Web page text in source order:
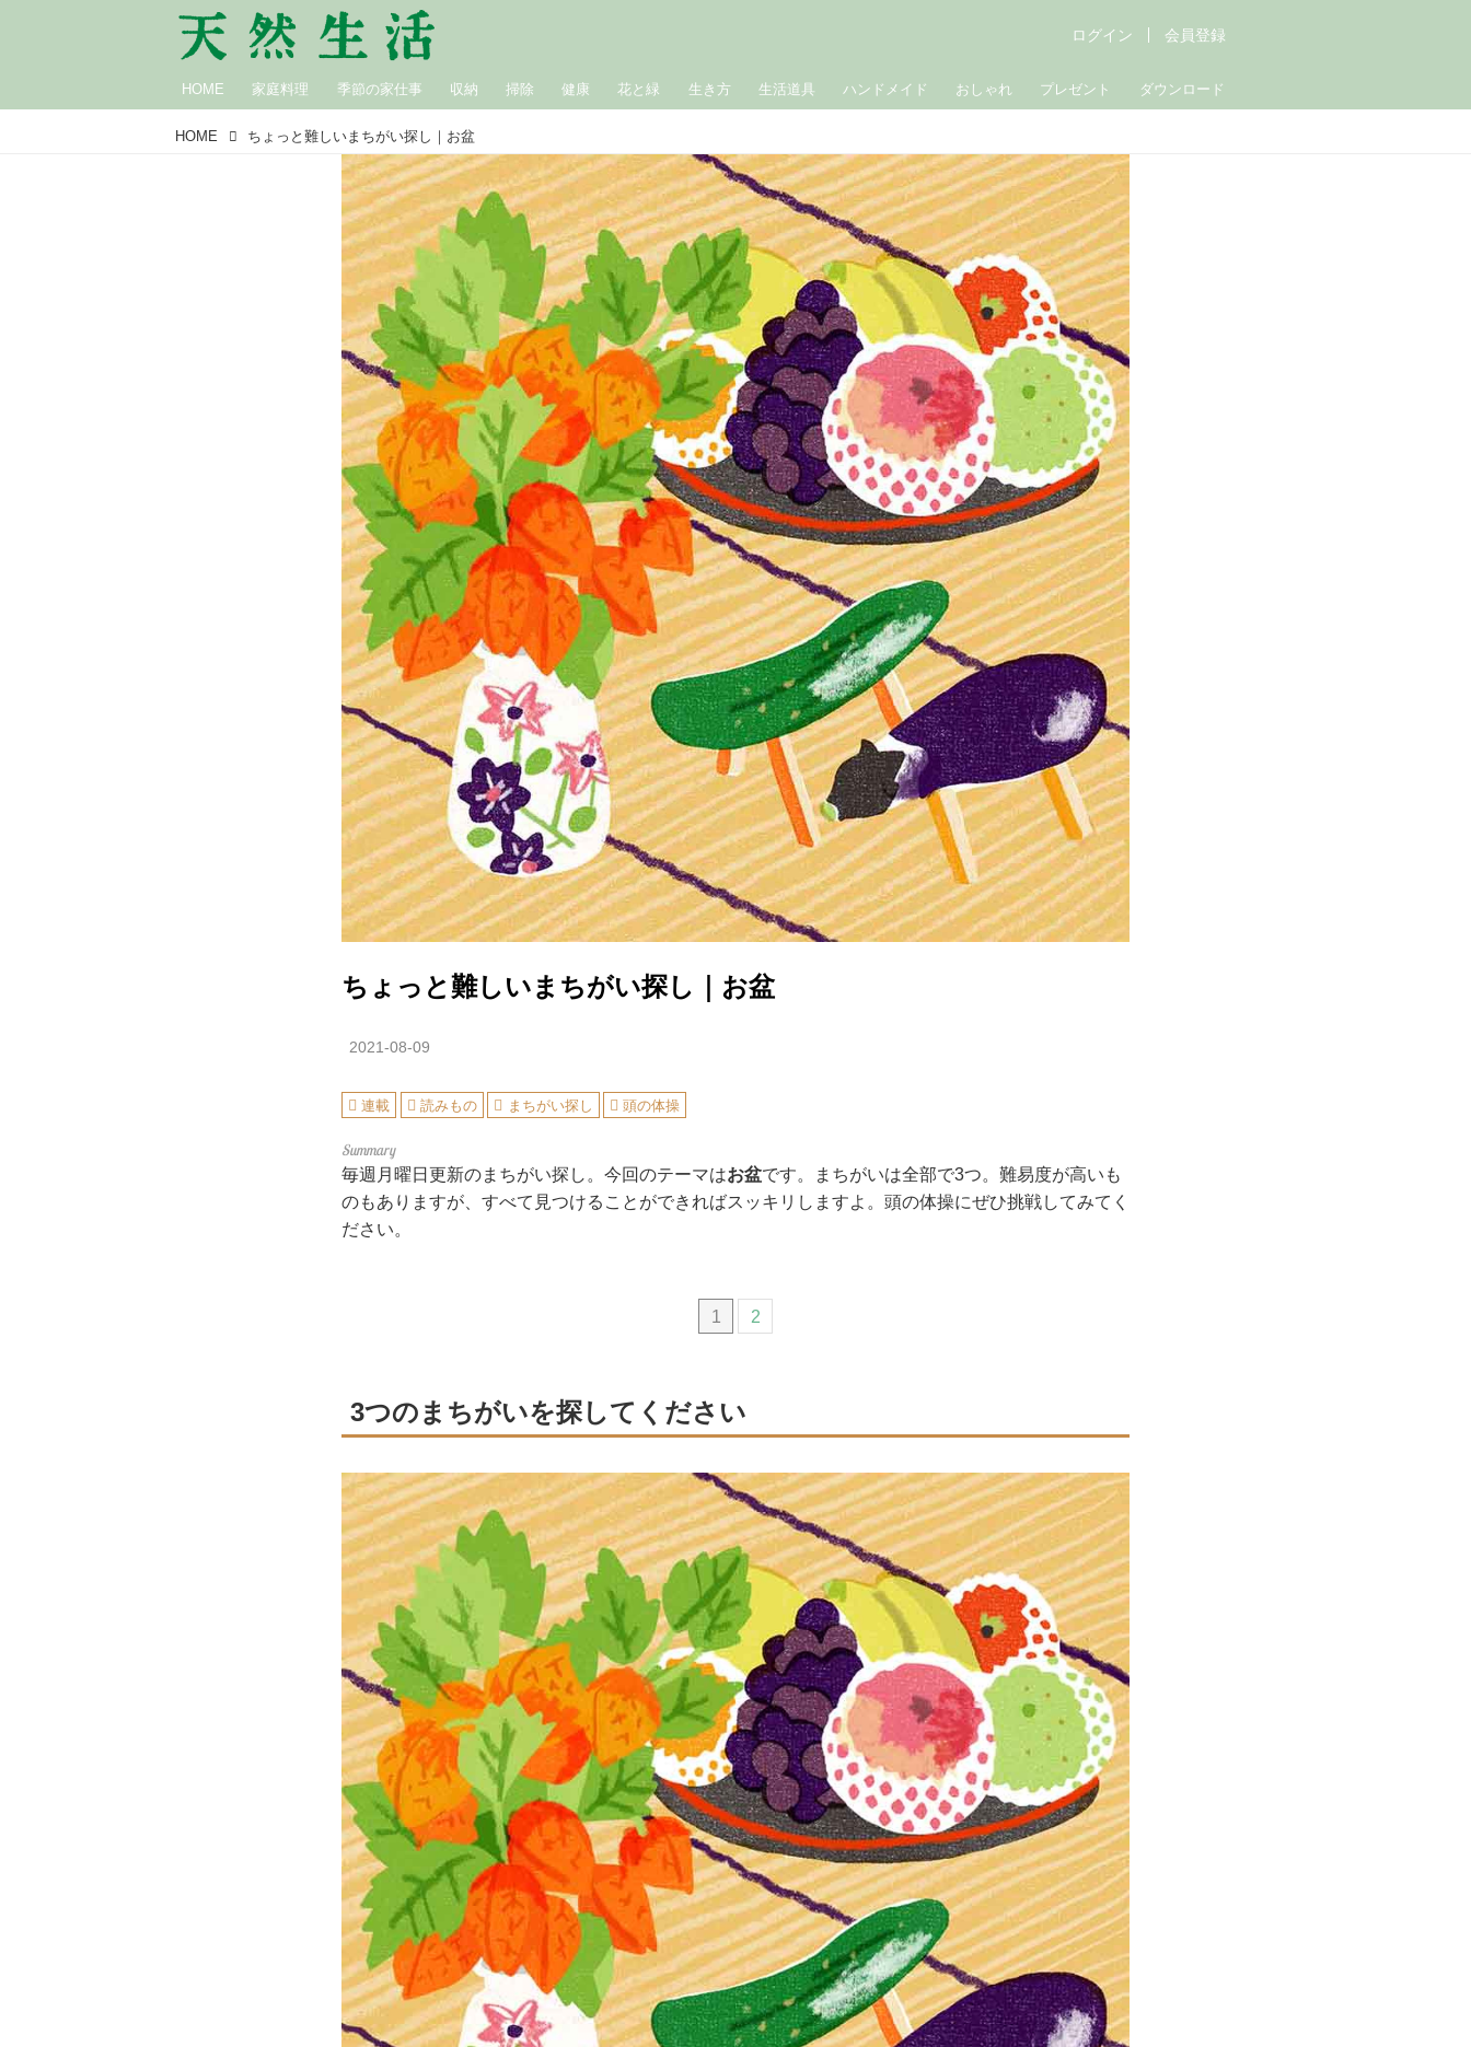
HOME 家庭料理 季節の家仕事 収納 掃除 健康 花と緑 生き方 生活道具 ハンドメイド おしゃれ プレゼント ダウンロード
ログイン 会員登録
HOME ちょっと難しいまちがい探し｜お盆
ちょっと難しいまちがい探し｜お盆
2021-08-09
連載 読みもの まちがい探し 頭の体操
毎週月曜日更新のまちがい探し。今回のテーマはお盆です。まちがいは全部で3つ。難易度が高いも
のもありますが、すべて見つけることができればスッキリしますよ。頭の体操にぜひ挑戦してみてく
ださい。
1 2
3つのまちがいを探してください